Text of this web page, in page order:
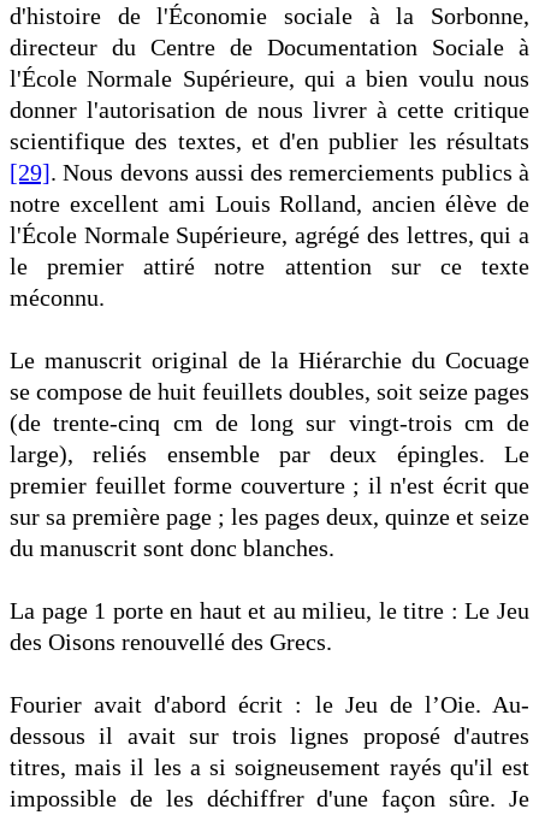
d'histoire de l'Économie sociale à la Sorbonne,
directeur du Centre de Documentation Sociale à
l'École Normale Supérieure, qui a bien voulu nous
donner l'autorisation de nous livrer à cette critique
scientifique des textes, et d'en publier les résultats
[29]. Nous devons aussi des remerciements publics à
notre excellent ami Louis Rolland, ancien élève de
l'École Normale Supérieure, agrégé des lettres, qui a
le premier attiré notre attention sur ce texte
méconnu.
Le manuscrit original de la Hiérarchie du Cocuage
se compose de huit feuillets doubles, soit seize pages
(de trente-cinq cm de long sur vingt-trois cm de
large), reliés ensemble par deux épingles. Le
premier feuillet forme couverture ; il n'est écrit que
sur sa première page ; les pages deux, quinze et seize
du manuscrit sont donc blanches.
La page 1 porte en haut et au milieu, le titre : Le Jeu
des Oisons renouvellé des Grecs.
Fourier avait d'abord écrit : le Jeu de l’Oie. Au-
dessous il avait sur trois lignes proposé d'autres
titres, mais il les a si soigneusement rayés qu'il est
impossible de les déchiffrer d'une façon sûre. Je